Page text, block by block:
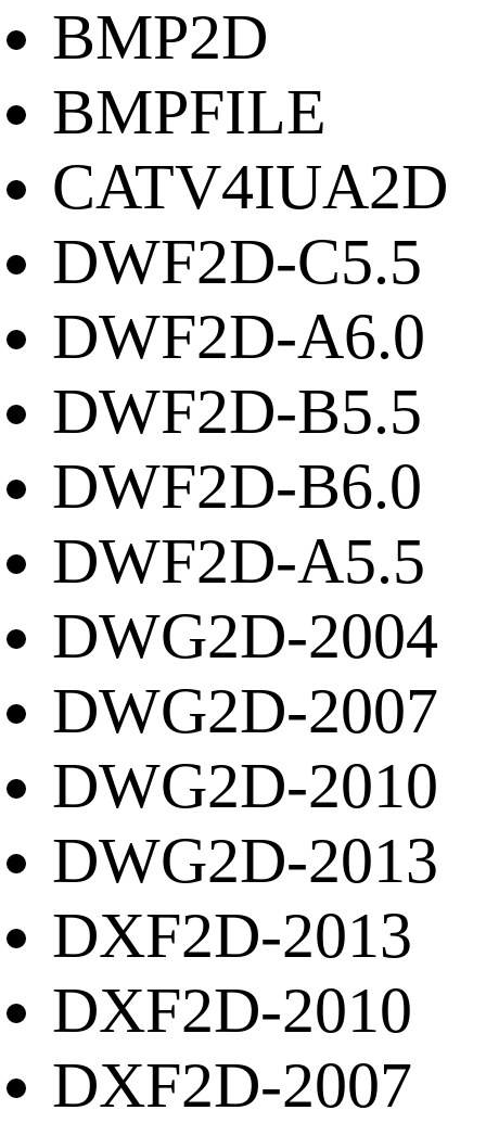
BMP2D
BMPFILE
CATV4IUA2D
DWF2D-C5.5
DWF2D-A6.0
DWF2D-B5.5
DWF2D-B6.0
DWF2D-A5.5
DWG2D-2004
DWG2D-2007
DWG2D-2010
DWG2D-2013
DXF2D-2013
DXF2D-2010
DXF2D-2007